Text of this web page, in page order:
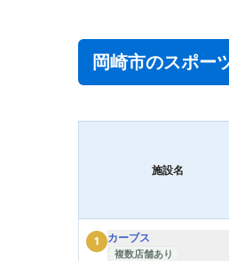
岡崎市のスポー
施設名
1 カーブス
複数店舗あり